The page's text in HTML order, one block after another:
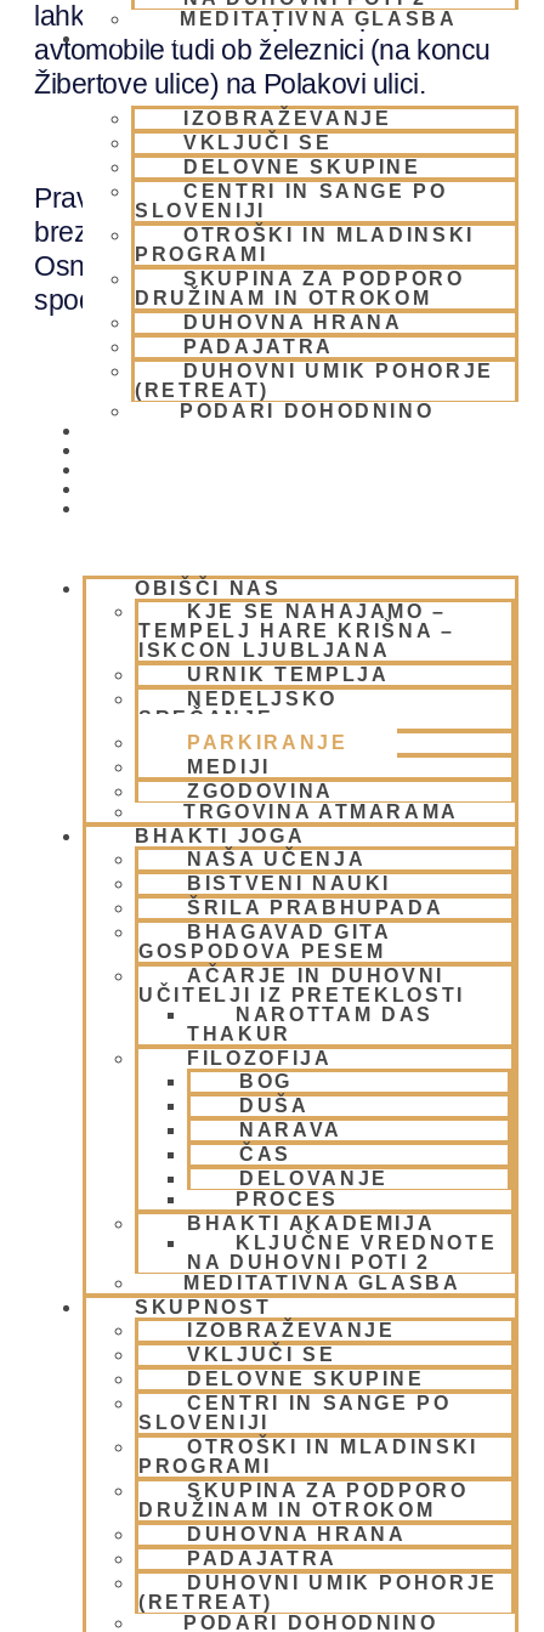
MEDITATIVNA GLASBA
SKUPNOST
IZOBRAŽEVANJE
VKLJUČI SE
DELOVNE SKUPINE
CENTRI IN SANGE PO
SLOVENIJI
OTROŠKI IN MLADINSKI
PROGRAMI
SKUPINA ZA PODPORO
DRUŽINAM IN OTROKOM
DUHOVNA HRANA
PADAJATRA
DUHOVNI UMIK POHORJE
(RETREAT)
PODARI DOHODNINO
OBIŠČI NAS
KJE SE NAHAJAMO –
TEMPELJ HARE KRIŠNA –
ISKCON LJUBLJANA
URNIK TEMPLJA
NEDELJSKO
SREČANJE
PARKIRANJE
MEDIJI
ZGODOVINA
TRGOVINA ATMARAMA
BHAKTI JOGA
NAŠA UČENJA
BISTVENI NAUKI
ŠRILA PRABHUPADA
BHAGAVAD GITA
GOSPODOVA PESEM
AČARJE IN DUHOVNI
UČITELJI IZ PRETEKLOSTI
NAROTTAM DAS
THAKUR
FILOZOFIJA
BOG
DUŠA
NARAVA
ČAS
DELOVANJE
PROCES
BHAKTI AKADEMIJA
KLJUČNE VREDNOTE
NA DUHOVNI POTI 2
MEDITATIVNA GLASBA
SKUPNOST
IZOBRAŽEVANJE
VKLJUČI SE
DELOVNE SKUPINE
CENTRI IN SANGE PO
SLOVENIJI
OTROŠKI IN MLADINSKI
PROGRAMI
SKUPINA ZA PODPORO
DRUŽINAM IN OTROKOM
DUHOVNA HRANA
PADAJATRA
DUHOVNI UMIK POHORJE
(RETREAT)
PODARI DOHODNINO
lahko zaenkrat brezplačno parkirate
avtomobile tudi ob železnici (na koncu
Žibertove ulice) na Polakovi ulici.
Prav tako je zaenkrat “nikogaršnje”
brezplačno parkirišče nasproti
Osnovne šole Spodnja Šiška. Glej
spodaj sliko ali google “street view
Možno je parkirati tudi na vseh
parkiriščih mesta Ljubljana. Za Spodnjo
Šiško, kjer parkirišča spadajo pod
CONO 3 stane ura parkiranja 0,70 € .
Parkirnina se zaračunava vsak dan
med tednom (od ponedeljka do nedelje,
od 6:00 do 22:00) ter nočna tarifa 2€ za
celo noč. . Kar pomeni, da parkiranje v
soboto in nedeljo in ponoči ni več
brezplačno.
V kolikor kljub temu ne najdete
parkirišča, je na stotine plačljivih
parkirišč cca 5 minut hoje stran v parku
Tivoli. Glej povezavot ukaj